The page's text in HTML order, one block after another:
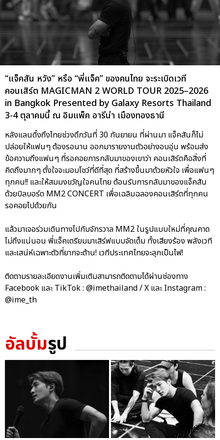
“แจ็คสัน หวัง” หรือ “พี่แจ็ค” ของคนไทย จะระเบิดเวที
คอนเสิร์ต MAGICMAN 2 WORLD TOUR 2025–2026
in Bangkok Presented by Galaxy Resorts Thailand
3-4 ตุลาคมนี้ ณ อิมแพ็ค อารีน่า เมืองทองธานี
หลังแลนดิ้งถึงไทยช่วงดึกวันที่ 30 กันยายน ที่ผ่านมา แจ็คสันก็ไม่
ปล่อยให้แฟนๆ ต้องรอนาน ออกมารายงานตัวอย่างอบอุ่น พร้อมส่ง
ข้อความถึงแฟนๆ ที่รอคอยการกลับมาของเขาว่า คอนเสิร์ตคือสิ่งที่
คิดถึงมากๆ ตั้งใจจะมอบโชว์ที่ดีที่สุด ที่สร้างขึ้นมาด้วยหัวใจ เพื่อแฟนๆ
ทุกคน!! และให้สมมงขวัญใจคนไทย ต้อนรับการกลับมาของแจ็คสัน
ด้วยบิลบอร์ด MM2 CONCERT เพื่อเฉลิมฉลองคอนเสิร์ตที่ทุกคน
รอคอยไปด้วยกัน
แล้วมาเจอร่วมเดินทางไปกับจักรวาล MM2 ในรูปแบบใหม่ที่คุณคาด
ไม่ถึงแน่นอน พี่แจ็คเตรียมมาเสิร์ฟแบบจัดเต็ม ทั้งเสียงร้อง พลังเวที
และเสน่ห์เฉพาะตัวที่ยากจะต้าน! เวทีประเทศไทยจะลุกเป็นไฟ!
ติดตามรายละเอียดงานเพิ่มเติมสามารถติดตามได้ผ่านช่องทาง
Facebook และ TikTok : @imethailand / X และ Instagram :
@ime_th
อัลบั้มรูป